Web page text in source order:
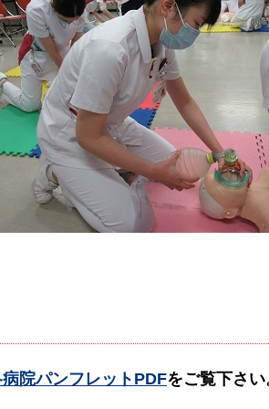
院パンフレットPDFをご覧下さい